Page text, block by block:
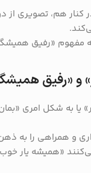
کنار هم، تصویری از
مفهوم «رفیق
و «رفیق
یا به شکل امری
و همراهی را به ذهن
«همیشه یار